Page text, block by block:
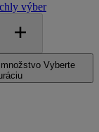
výber
Vyberte